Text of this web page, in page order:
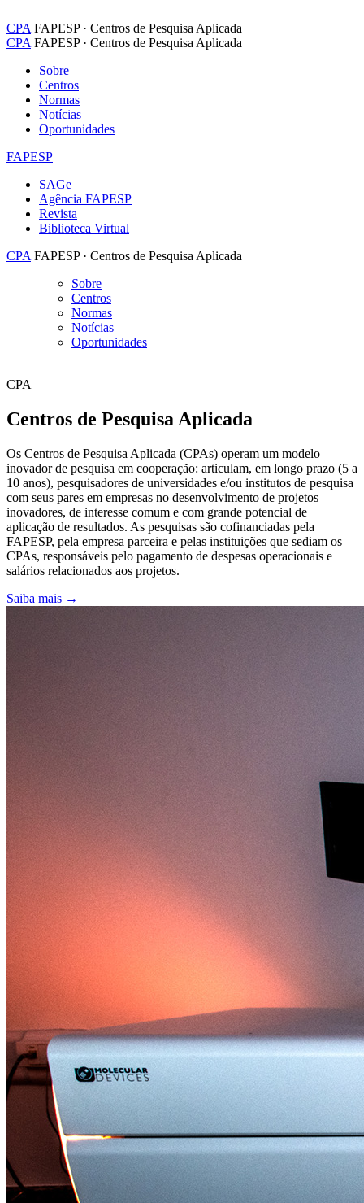
CPA FAPESP · Centros de Pesquisa Aplicada
CPA FAPESP · Centros de Pesquisa Aplicada
Sobre
Centros
Normas
Notícias
Oportunidades
FAPESP
SAGe
Agência FAPESP
Revista
Biblioteca Virtual
CPA FAPESP · Centros de Pesquisa Aplicada
Sobre
Centros
Normas
Notícias
Oportunidades
CPA
Centros de Pesquisa Aplicada
Os Centros de Pesquisa Aplicada (CPAs) operam um modelo
inovador de pesquisa em cooperação: articulam, em longo prazo (5 a
10 anos), pesquisadores de universidades e/ou institutos de pesquisa
com seus pares em empresas no desenvolvimento de projetos
inovadores, de interesse comum e com grande potencial de
aplicação de resultados. As pesquisas são cofinanciadas pela
FAPESP, pela empresa parceira e pelas instituições que sediam os
CPAs, responsáveis pelo pagamento de despesas operacionais e
salários relacionados aos projetos.
Saiba mais →